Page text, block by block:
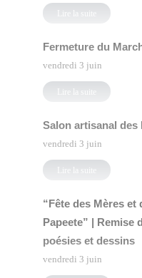
Lire la suite
Fermeture du
vendredi 3 juin
Lire la suite
Salon artisanal des
vendredi 3 juin
Lire la suite
“Fête des Mères et
Papeete” | Remise
poésies et dessins
vendredi 3 juin